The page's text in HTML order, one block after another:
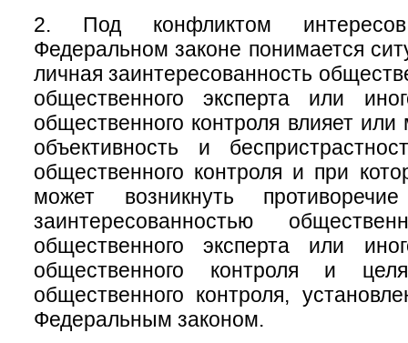
2. Под конфликтом
Федеральном законе понимается
личная заинтересованность
общественного эксперта или
общественного контроля влияет
объективность и
общественного контроля и при
может возникнуть
заинтересованностью
общественного эксперта или
общественного контроля и
общественного контроля,
Федеральным законом.